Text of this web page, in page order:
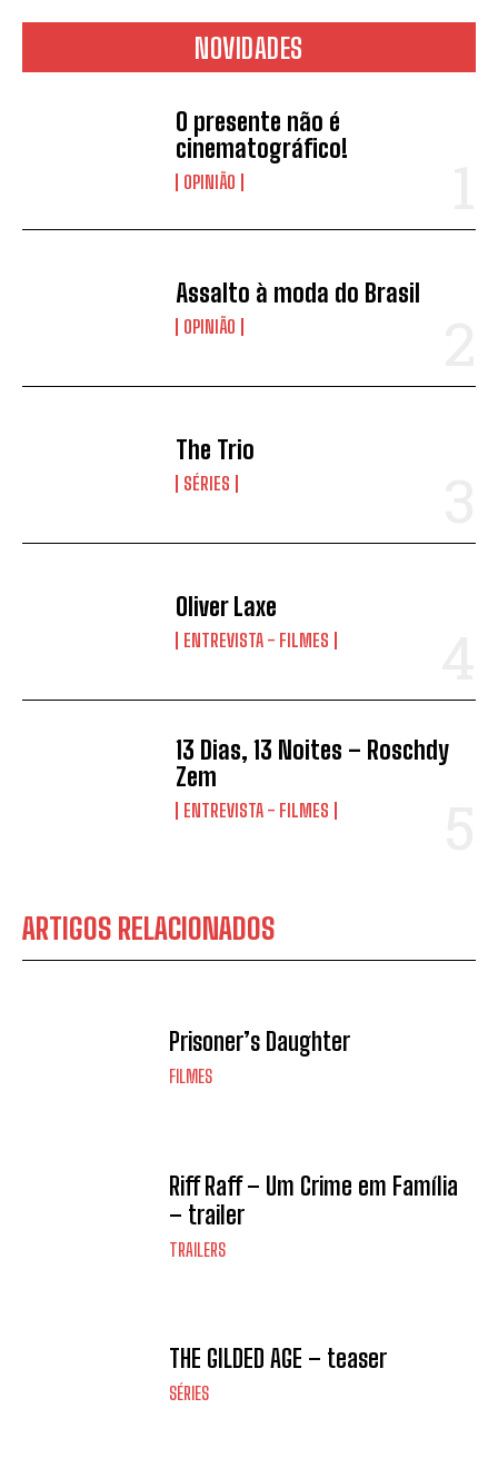
NOVIDADES
O presente não é
cinematográfico!
OPINIÃO
Assalto à moda do Brasil
OPINIÃO
The Trio
SÉRIES
Oliver Laxe
ENTREVISTA - FILMES
13 Dias, 13 Noites – Roschdy
Zem
ENTREVISTA - FILMES
ARTIGOS RELACIONADOS
Prisoner’s Daughter
FILMES
Riff Raff – Um Crime em Família
– trailer
TRAILERS
THE GILDED AGE – teaser
SÉRIES